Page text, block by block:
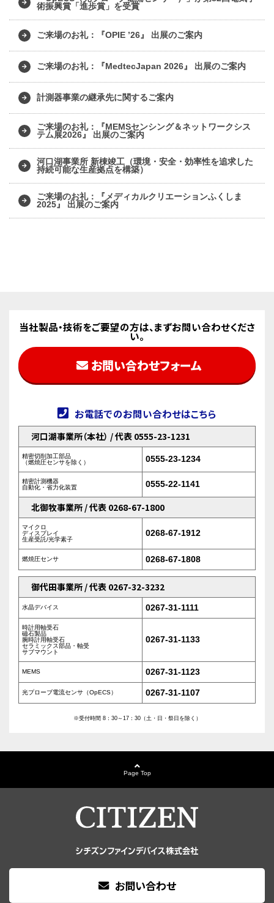
術振興賞「進歩賞」を受賞
ご来場のお礼：『OPIE ’26』 出展のご案内
ご来場のお礼：『MedtecJapan 2026』 出展のご案内
計測器事業の継承先に関するご案内
ご来場のお礼：『MEMSセンシング＆ネットワークシス
テム展2026』 出展のご案内
河口湖事業所 新棟竣工（環境・安全・効率性を追求した
持続可能な生産拠点を構築）
ご来場のお礼：『メディカルクリエーションふくしま
2025』 出展のご案内
当社製品・技術をご要望の方は、まずお問い合わせくださ
い。
お問い合わせフォーム
お電話でのお問い合わせはこちら
河口湖事業所（本社） / 代表 0555-23-1231
精密切削加工部品
（燃焼圧センサを除く）
0555-23-1234
精密計測機器
自動化・省力化装置
0555-22-1141
北御牧事業所 / 代表 0268-67-1800
マイクロ
ディスプレイ
生産受託/光学素子
0268-67-1912
燃焼圧センサ 0268-67-1808
御代田事業所 / 代表 0267-32-3232
水晶デバイス 0267-31-1111
時計用軸受石
磁石製品
腕時計用軸受石
セラミックス部品・軸受
サブマウント
0267-31-1133
MEMS 0267-31-1123
光プローブ電流センサ（OpECS） 0267-31-1107
※受付時間 8：30～17：30（土・日・祭日を除く）
Page Top
お問い合わせ